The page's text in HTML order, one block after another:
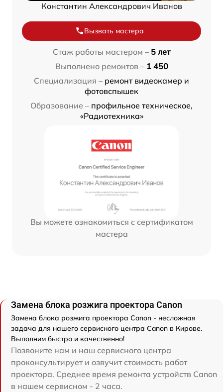
Константин Александрович Иванов
Вызвать мастера
Стаж работы мастером – 5 лет
Выполнено ремонтов – 1 450
Специализация – ремонт видеокамер и
фотовспышек
Образование – профильное техническое,
«Радиотехника»
Вы можете ознакомиться с сертификатом
мастера
Замена блока розжига проектора Canon
Замена блока розжига проектора Canon - несложная
задача для нашего сервисного центра Canon в Кирове.
Выполним быстро и качественно!
Позвоните нам и наш сервисного центра
проконсультирует и озвучит стоимость работ
проектора. Среднее время ремонта устройств Canon
в нашем сервисном - 2 часа.